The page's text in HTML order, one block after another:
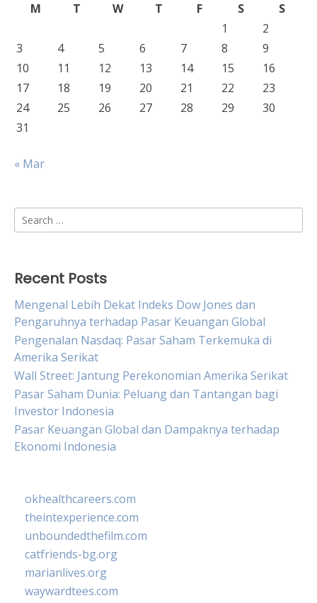
M
T W T F S
S
1
2
3
4 5 6 7 8
9
10
11 12 13 14 15
16
17
18 19 20 21 22
23
24
25 26 27 28 29
30
31
« Mar
Search
for:
Recent Posts
Mengenal Lebih Dekat Indeks Dow Jones dan
Pengaruhnya terhadap Pasar Keuangan Global
Pengenalan Nasdaq: Pasar Saham Terkemuka di
Amerika Serikat
Wall Street: Jantung Perekonomian Amerika Serikat
Pasar Saham Dunia: Peluang dan Tantangan bagi
Investor Indonesia
Pasar Keuangan Global dan Dampaknya terhadap
Ekonomi Indonesia
okhealthcareers.com
theintexperience.com
unboundedthefilm.com
catfriends-bg.org
marianlives.org
waywardtees.com